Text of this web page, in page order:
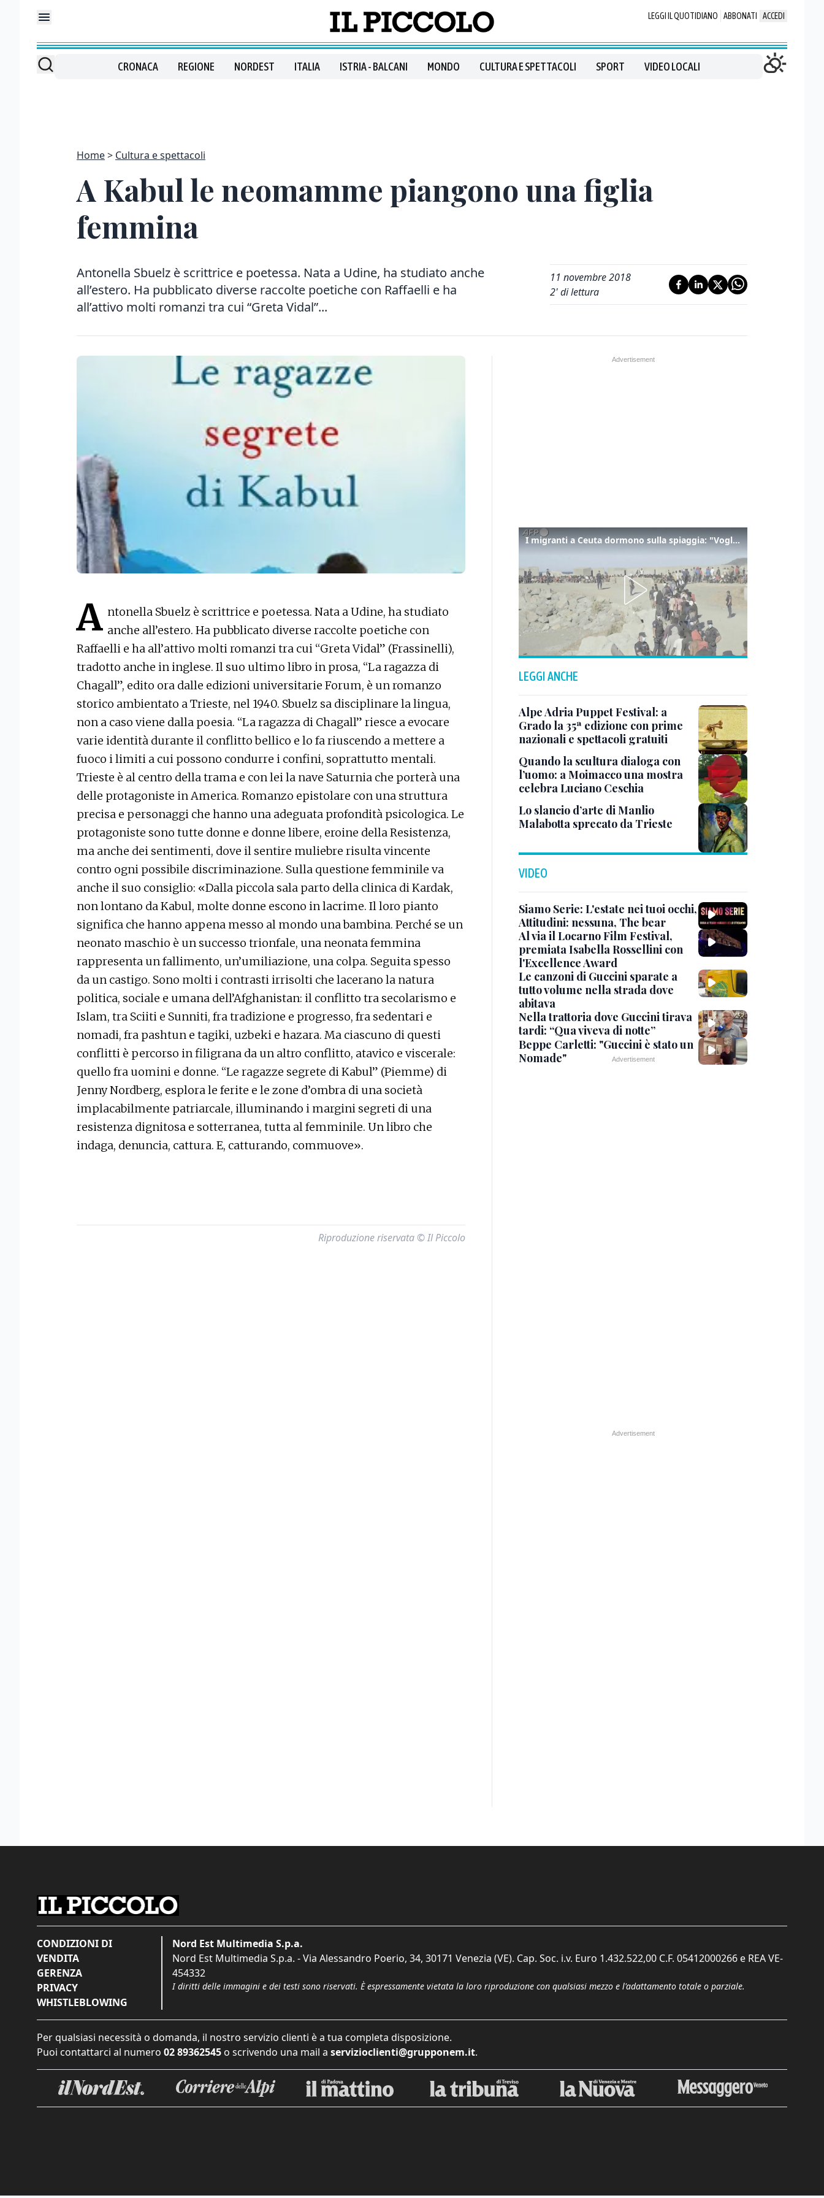
LEGGI IL QUOTIDIANO ABBONATI ACCEDI
CRONACA REGIONE NORDEST ITALIA ISTRIA - BALCANI MONDO CULTURA E SPETTACOLI SPORT VIDEO LOCALI
Home Cultura e spettacoli
A Kabul le neomamme piangono una figlia
femmina
Antonella Sbuelz è scrittrice e poetessa. Nata a Udine, ha studiato anche
all’estero. Ha pubblicato diverse raccolte poetiche con Raffaelli e ha
all’attivo molti romanzi tra cui “Greta Vidal”...
11 novembre 2018
2' di lettura
A ntonella Sbuelz è scrittrice e poetessa. Nata a Udine, ha studiato
anche all’estero. Ha pubblicato diverse raccolte poetiche con
Raffaelli e ha all’attivo molti romanzi tra cui “Greta Vidal” (Frassinelli),
tradotto anche in inglese. Il suo ultimo libro in prosa, “La ragazza di
Chagall”, edito ora dalle edizioni universitarie Forum, è un romanzo
storico ambientato a Trieste, nel 1940. Sbuelz sa disciplinare la lingua,
non a caso viene dalla poesia. “La ragazza di Chagall” riesce a evocare
varie identità durante il conflitto bellico e lo fa riuscendo a mettere a
fuoco i limiti a cui possono condurre i confini, soprattutto mentali.
Trieste è al centro della trama e con lei la nave Saturnia che porterà una
delle protagoniste in America. Romanzo epistolare con una struttura
precisa e personaggi che hanno una adeguata profondità psicologica. Le
protagoniste sono tutte donne e donne libere, eroine della Resistenza,
ma anche dei sentimenti, dove il sentire muliebre risulta vincente
contro ogni possibile discriminazione. Sulla questione femminile va
anche il suo consiglio: «Dalla piccola sala parto della clinica di Kardak,
non lontano da Kabul, molte donne escono in lacrime. Il loro pianto
significa che hanno appena messo al mondo una bambina. Perché se un
neonato maschio è un successo trionfale, una neonata femmina
rappresenta un fallimento, un’umiliazione, una colpa. Seguita spesso
da un castigo. Sono molti i contrasti irrisolti che lacerano la natura
politica, sociale e umana dell’Afghanistan: il conflitto tra secolarismo e
Islam, tra Sciiti e Sunniti, fra tradizione e progresso, fra sedentari e
nomadi, fra pashtun e tagiki, uzbeki e hazara. Ma ciascuno di questi
conflitti è percorso in filigrana da un altro conflitto, atavico e viscerale:
quello fra uomini e donne. “Le ragazze segrete di Kabul” (Piemme) di
Jenny Nordberg, esplora le ferite e le zone d’ombra di una società
implacabilmente patriarcale, illuminando i margini segreti di una
resistenza dignitosa e sotterranea, tutta al femminile. Un libro che
indaga, denuncia, cattura. E, catturando, commuove».
Riproduzione riservata © Il Piccolo
I migranti a Ceuta dormono sulla spiaggia: "Vogliamo entrare in Europa"
LEGGI ANCHE
Alpe Adria Puppet Festival: a
Grado la 35ª edizione con prime
nazionali e spettacoli gratuiti
Quando la scultura dialoga con
l’uomo: a Moimacco una mostra
celebra Luciano Ceschia
Lo slancio d’arte di Manlio
Malabotta sprecato da Trieste
VIDEO
Siamo Serie: L'estate nei tuoi occhi,
Attitudini: nessuna, The bear
Al via il Locarno Film Festival,
premiata Isabella Rossellini con
l'Excellence Award
Le canzoni di Guccini sparate a
tutto volume nella strada dove
abitava
Nella trattoria dove Guccini tirava
tardi: “Qua viveva di notte”
Beppe Carletti: "Guccini è stato un
Nomade"
CONDIZIONI DI
VENDITA
GERENZA
PRIVACY
WHISTLEBLOWING
Nord Est Multimedia S.p.a.
Nord Est Multimedia S.p.a. - Via Alessandro Poerio, 34, 30171 Venezia (VE). Cap. Soc. i.v. Euro 1.432.522,00 C.F. 05412000266 e REA VE-
454332
I diritti delle immagini e dei testi sono riservati. È espressamente vietata la loro riproduzione con qualsiasi mezzo e l'adattamento totale o parziale.
Per qualsiasi necessità o domanda, il nostro servizio clienti è a tua completa disposizione.
Puoi contattarci al numero 02 89362545 o scrivendo una mail a servizioclienti@grupponem.it.